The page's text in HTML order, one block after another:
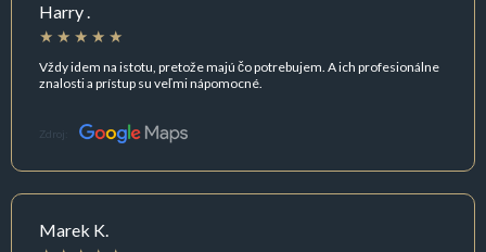
Harry .
Vždy idem na istotu, pretože majú čo potrebujem. A ich profesionálne
znalosti a prístup su veľmi nápomocné.
Zdroj:
Marek K.